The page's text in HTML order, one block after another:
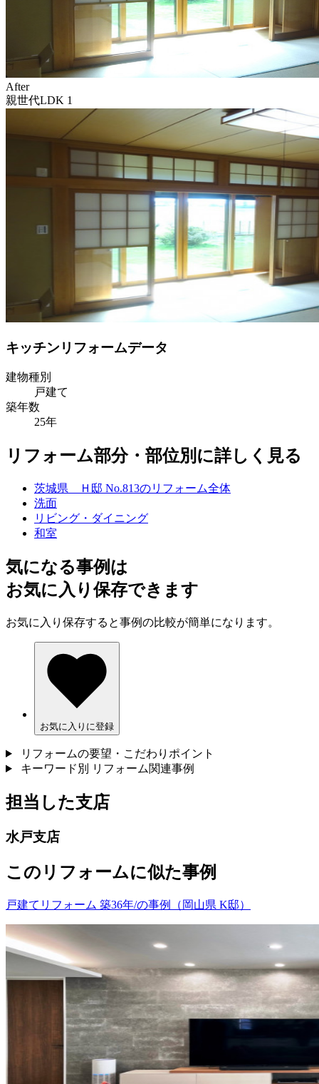
After
親世代LDK 1
キッチンリフォームデータ
建物種別
戸建て
築年数
25年
リフォーム部分・部位別に詳しく見る
茨城県 Ｈ邸 No.813のリフォーム全体
洗面
リビング・ダイニング
和室
気になる事例は
お気に入り保存できます
お気に入り保存すると事例の比較が簡単になります。
お気に入りに登録
リフォームの要望・こだわりポイント
キーワード別 リフォーム関連事例
担当した支店
水戸支店
このリフォームに似た事例
戸建てリフォーム 築36年/の事例（岡山県 K邸）